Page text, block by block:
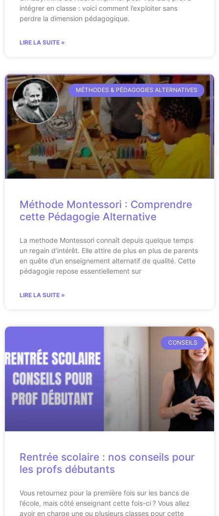
intégrer en classe : voici comment l’exploiter sans
perdre la dimension pédagogique.
LIRE LA SUITE »
MÉTHODES & PÉDAGOGIES ALTERNATIVES
Méthode Montessori : Comprendre
cette Pédagogie Alternative
La methode Montessori connaît depuis quelque temps
un regain d’intérêt. Elle attire de plus en plus de parents
en quête d’un enseignement alternatif de qualité. Cette
pédagogie repose essentiellement sur
LIRE LA SUITE »
CONSEILS
Rentrée scolaire : nos conseils pour
les profs débutants
Vous retournez pour la première fois sur les bancs de
l’école, mais côté enseignant cette fois-ci ? Vous allez
avoir en charge une ou plusieurs classes pour cette